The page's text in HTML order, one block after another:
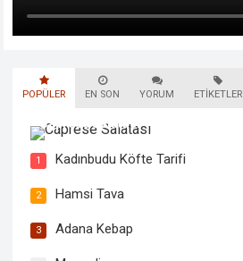
POPÜLER EN SON YORUM ETIKETLER
Caprese Salatası
1 Kadınbudu Köfte Tarifi
2 Hamsi Tava
3 Adana Kebap